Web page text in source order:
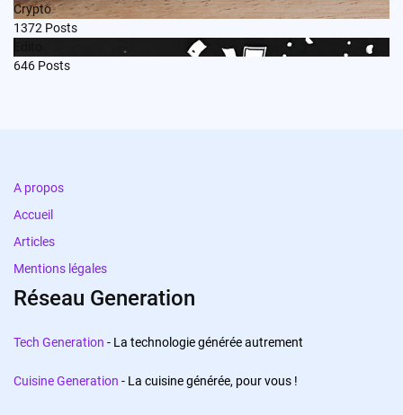
Crypto
1372 Posts
646 Posts
A propos
Accueil
Articles
Mentions légales
Réseau Generation
Tech Generation - La technologie générée autrement
Cuisine Generation - La cuisine générée, pour vous !